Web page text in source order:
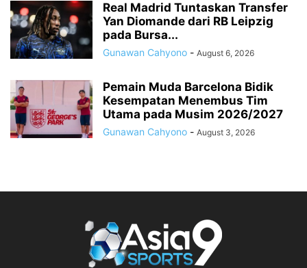
Real Madrid Tuntaskan Transfer
Yan Diomande dari RB Leipzig
pada Bursa...
Gunawan Cahyono - August 6, 2026
Pemain Muda Barcelona Bidik
Kesempatan Menembus Tim
Utama pada Musim 2026/2027
Gunawan Cahyono - August 3, 2026